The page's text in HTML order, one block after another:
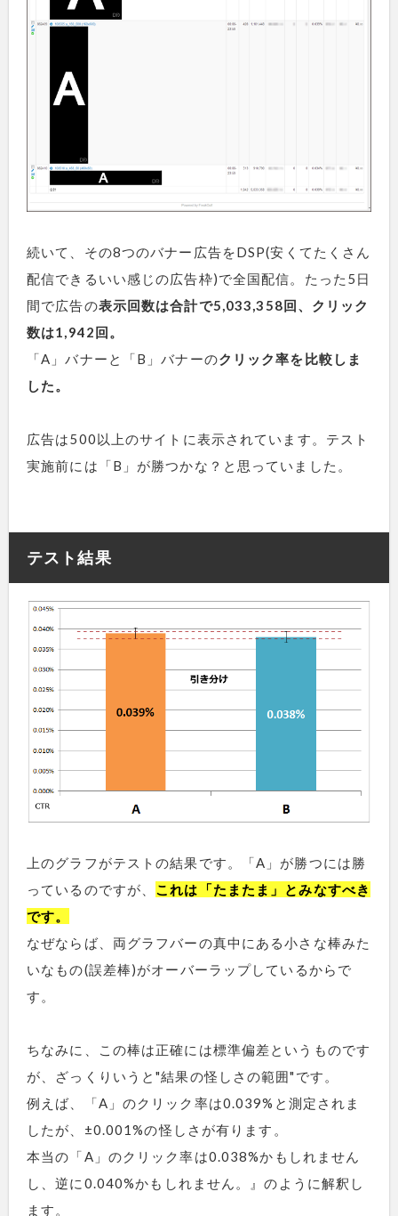
続いて、その8つのバナー広告をDSP(安くてたくさん
配信できるいい感じの広告枠)で全国配信。たった5日
間で広告の表示回数は合計で5,033,358回、クリック
数は1,942回。
「A」バナーと「B」バナーのクリック率を比較しま
した。
広告は500以上のサイトに表示されています。テスト
実施前には「B」が勝つかな？と思っていました。
テスト結果
上のグラフがテストの結果です。「A」が勝つには勝
っているのですが、
これは「たまたま」とみなすべき
です。
なぜならば、両グラフバーの真中にある小さな棒みた
いなもの(誤差棒)がオーバーラップしているからで
す。
ちなみに、この棒は正確には標準偏差というものです
が、ざっくりいうと"結果の怪しさの範囲"です。
例えば、「A」のクリック率は0.039%と測定されま
したが、±0.001%の怪しさが有ります。
本当の「A」のクリック率は0.038%かもしれません
し、逆に0.040%かもしれません。』のように解釈し
ます。